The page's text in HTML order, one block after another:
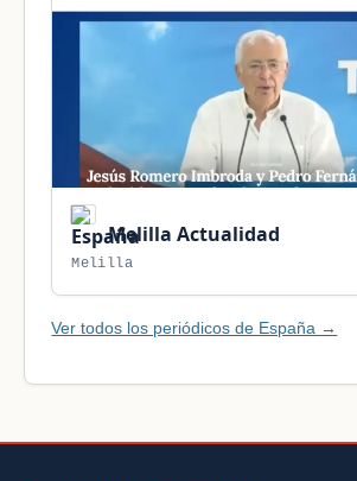
Melilla Actualidad
Melilla
Ver todos los periódicos de España →